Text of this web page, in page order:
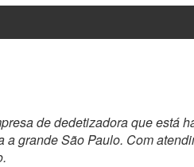
de dedetizadora que está
a grande São Paulo. Com